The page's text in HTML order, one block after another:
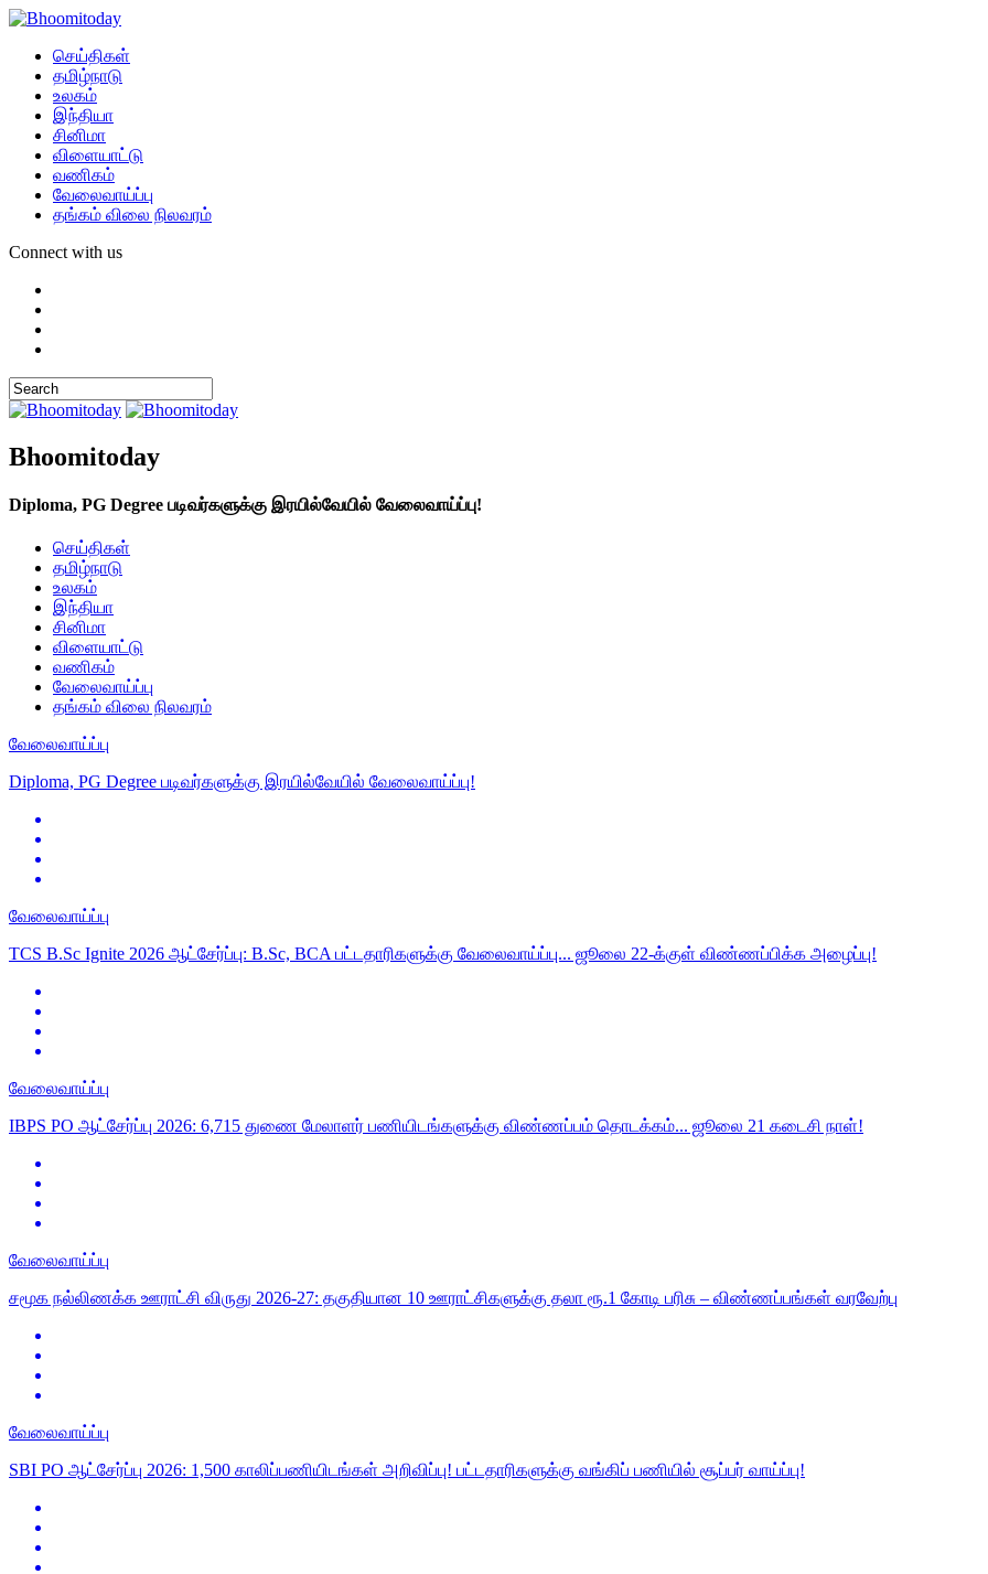
செய்திகள்
தமிழ்நாடு
உலகம்
இந்தியா
சினிமா
விளையாட்டு
வணிகம்
வேலைவாய்ப்பு
தங்கம் விலை நிலவரம்
Connect with us
Bhoomitoday
Diploma, PG Degree படிவர்களுக்கு இரயில்வேயில் வேலைவாய்ப்பு!
செய்திகள்
தமிழ்நாடு
உலகம்
இந்தியா
சினிமா
விளையாட்டு
வணிகம்
வேலைவாய்ப்பு
தங்கம் விலை நிலவரம்
வேலைவாய்ப்பு
Diploma, PG Degree படிவர்களுக்கு இரயில்வேயில் வேலைவாய்ப்பு!
வேலைவாய்ப்பு
TCS B.Sc Ignite 2026 ஆட்சேர்ப்பு: B.Sc, BCA பட்டதாரிகளுக்கு வேலைவாய்ப்பு... ஜூலை 22-க்குள் விண்ணப்பிக்க அழைப்பு!
வேலைவாய்ப்பு
IBPS PO ஆட்சேர்ப்பு 2026: 6,715 துணை மேலாளர் பணியிடங்களுக்கு விண்ணப்பம் தொடக்கம்... ஜூலை 21 கடைசி நாள்!
வேலைவாய்ப்பு
சமூக நல்லிணக்க ஊராட்சி விருது 2026-27: தகுதியான 10 ஊராட்சிகளுக்கு தலா ரூ.1 கோடி பரிசு – விண்ணப்பங்கள் வரவேற்பு
வேலைவாய்ப்பு
SBI PO ஆட்சேர்ப்பு 2026: 1,500 காலிப்பணியிடங்கள் அறிவிப்பு! பட்டதாரிகளுக்கு வங்கிப் பணியில் சூப்பர் வாய்ப்பு!